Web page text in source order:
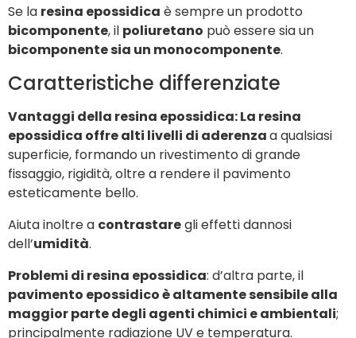
Se la resina epossidica è sempre un prodotto
bicomponente, il poliuretano può essere sia un
bicomponente sia un monocomponente.
Caratteristiche differenziate
Vantaggi della resina epossidica: La resina
epossidica offre alti livelli di aderenzaa qualsiasi
superficie, formando un rivestimento di grande
fissaggio, rigidità, oltre a rendere il pavimento
esteticamente bello.
Aiuta inoltre a contrastaregli effetti dannosi
dell’umidità.
Problemi di resina epossidica: d’altra parte, il
pavimento epossidico è altamente sensibile alla
maggior parte degli agenti chimici e ambientali;
principalmente radiazione UV e temperatura.